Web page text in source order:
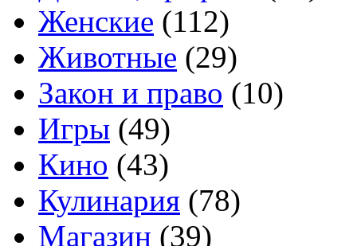
Женские (112)
Животные (29)
Закон и право (10)
Игры (49)
Кино (43)
Кулинария (78)
Магазин (39)